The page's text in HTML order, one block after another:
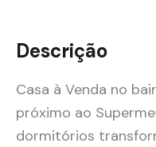
Descrição
Casa à Venda no
próximo ao
dormitórios